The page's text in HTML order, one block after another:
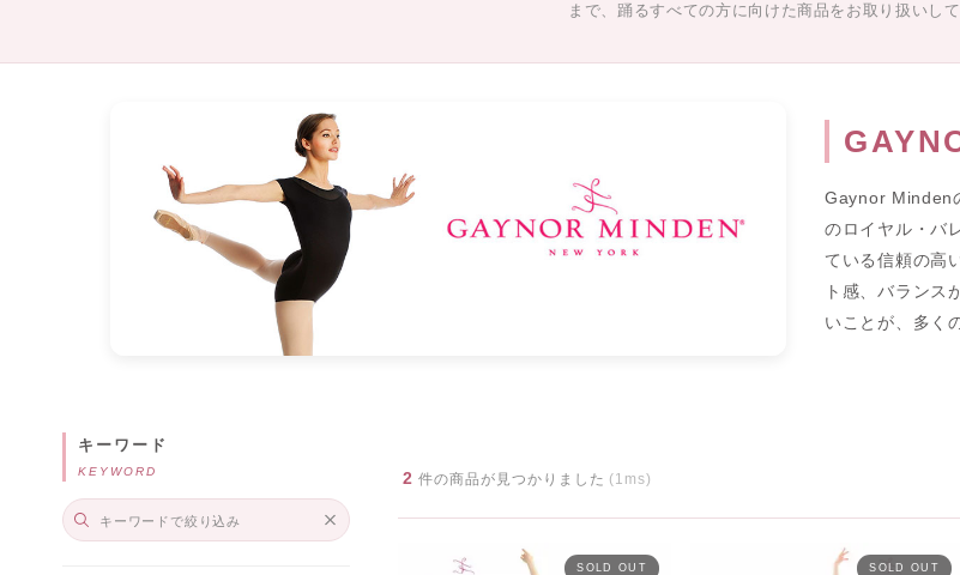
まで、踊るすべての方に向けた商品をお取り扱いして
Gaynor Minden
のロイヤル・バ
ている信頼の高
ト感、バランス
いことが、多く
キーワード
KEYWORD 2 件の商品が見つかりました (1ms)
SOLD OUT SOLD OUT